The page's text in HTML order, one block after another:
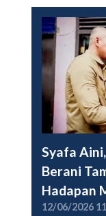
Syafa
Berani
Hadapan
12/06/2026